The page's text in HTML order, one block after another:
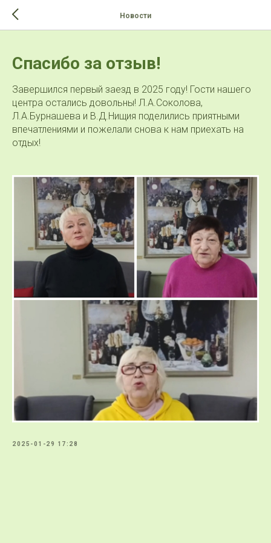
Новости
Спасибо за отзыв!
Завершился первый заезд в 2025 году! Гости нашего
центра остались довольны! Л.А.Соколова,
Л.А.Бурнашева и В.Д.Нищия поделились приятными
впечатлениями и пожелали снова к нам приехать на
отдых!
2025-01-29 17:28